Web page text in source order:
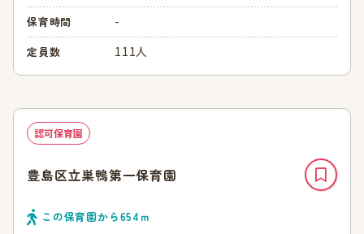
保育時間 -
定員数 111人
認可保育園
豊島区立巣鴨第一保育園
この保育園から654 ｍ